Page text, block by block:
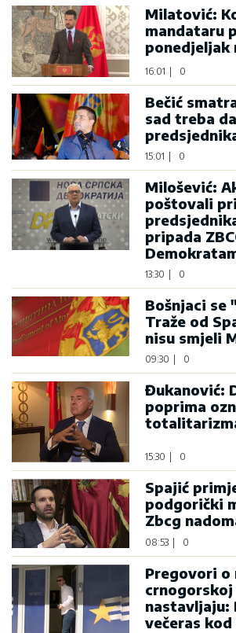
Milatović:
mandataru
ponedjeljak
16:01 0
Bečić
sad treba
15:01 0
Milošević:
poštovali
pripada
13:30 0
Bošnjaci se
Traže od
nisu smjeli
09:30 0
Đukanović:
poprima
15:30 0
Spajić
podgorički
Zbcg
08:53 0
Pregovori o
crnogorskoj
nastavljaju:
večeras kod